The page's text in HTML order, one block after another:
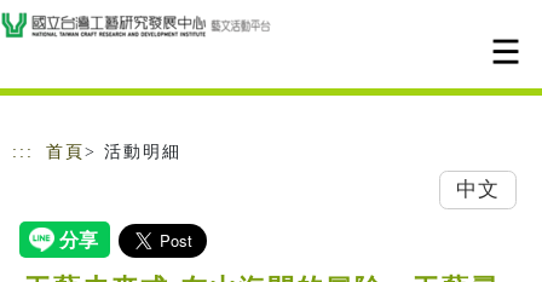
跳到主要內容
網站導覽
::: 首頁 > 活動明細
中文